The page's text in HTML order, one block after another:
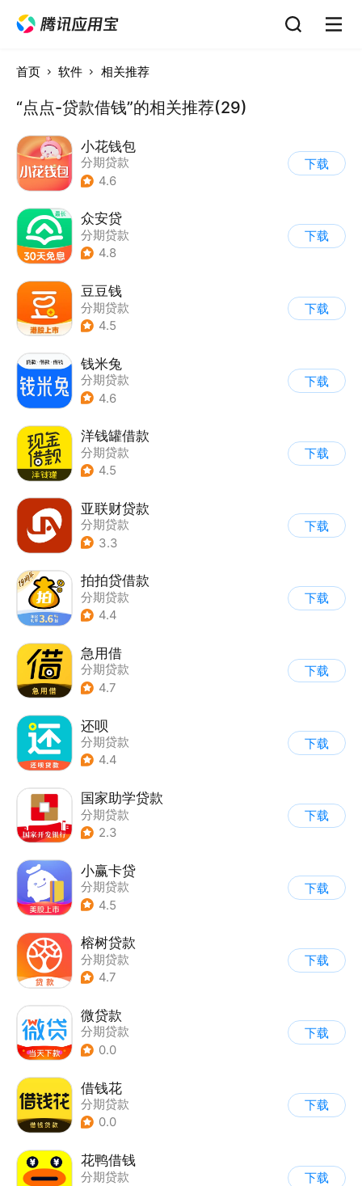
首页 软件 相关推荐
“点点-贷款借钱”的相关推荐(29)
小花钱包
分期贷款
4.6
下载
众安贷
分期贷款
4.8
下载
豆豆钱
分期贷款
4.5
下载
钱米兔
分期贷款
4.6
下载
洋钱罐借款
分期贷款
4.5
下载
亚联财贷款
分期贷款
3.3
下载
拍拍贷借款
分期贷款
4.4
下载
急用借
分期贷款
4.7
下载
还呗
分期贷款
4.4
下载
国家助学贷款
分期贷款
2.3
下载
小赢卡贷
分期贷款
4.5
下载
榕树贷款
分期贷款
4.7
下载
微贷款
分期贷款
0.0
下载
借钱花
分期贷款
0.0
下载
花鸭借钱
分期贷款
下载